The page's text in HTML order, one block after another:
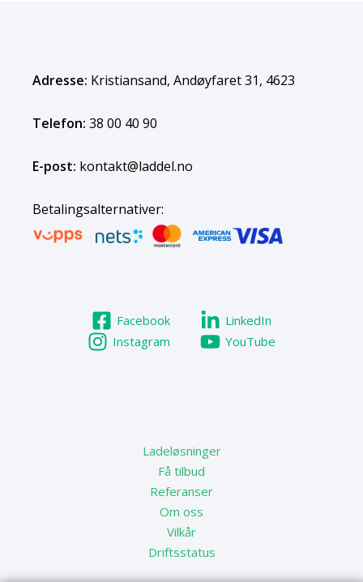
Adresse: Kristiansand, Andøyfaret 31, 4623
Telefon: 38 00 40 90
E-post: kontakt@laddel.no
Betalingsalternativer:
Facebook
LinkedIn
Instagram
YouTube
Ladeløsninger
Få tilbud
Referanser
Om oss
Vilkår
Driftsstatus